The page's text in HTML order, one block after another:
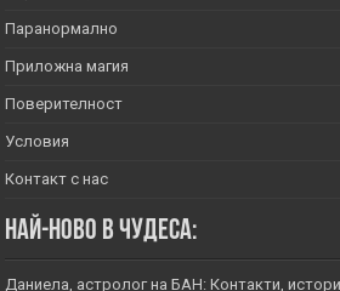
Паранормално
Приложна магия
Поверителност
Условия
Контакт с нас
Най-ново в Чудеса:
Даниела, астролог на БАН: Контакти,